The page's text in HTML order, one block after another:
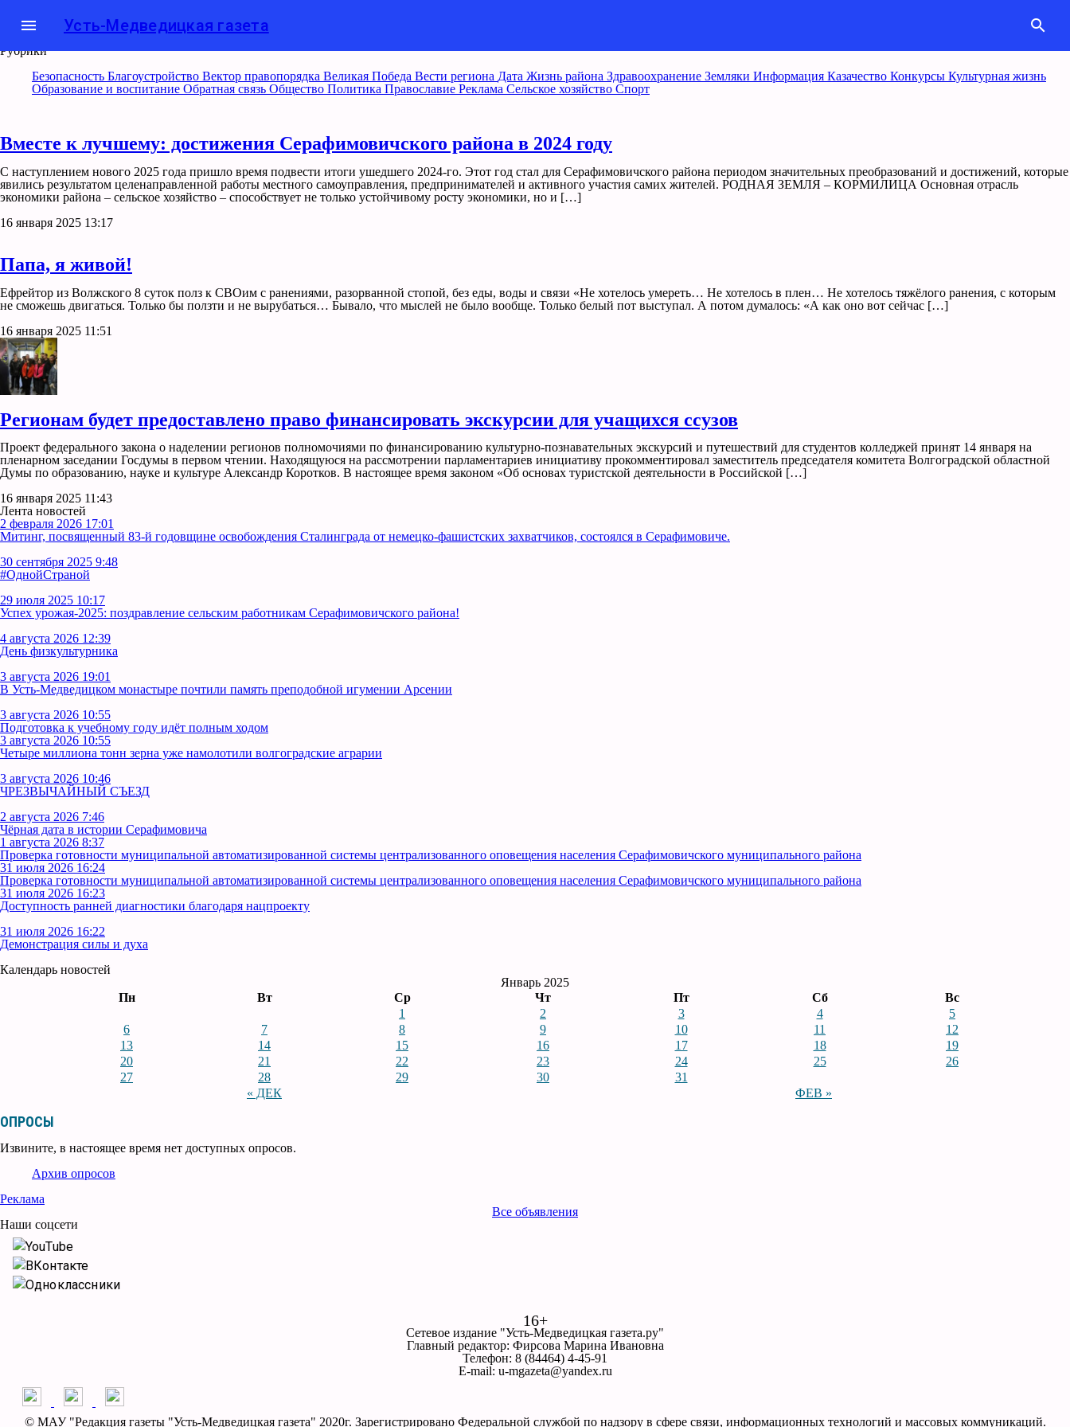
menu Усть-Медведицкая газета search
Рубрики
Безопасность Благоустройство Вектор правопорядка Великая Победа Вести региона Дата Жизнь района Здравоохранение Земляки Информация Казачество Конкурcы Культурная жизнь
Образование и воспитание Обратная связь Общество Политика Православие Реклама Сельское хозяйство Спорт
Вместе к лучшему: достижения Серафимовичского района в 2024 году
С наступлением нового 2025 года пришло время подвести итоги ушедшего 2024-го. Этот год стал для Серафимовичского района периодом значительных преобразований и достижений, которые
явились результатом целенаправленной работы местного самоуправления, предпринимателей и активного участия самих жителей. РОДНАЯ ЗЕМЛЯ – КОРМИЛИЦА Основная отрасль
экономики района – сельское хозяйство – способствует не только устойчивому росту экономики, но и […]
16 января 2025 13:17
Папа, я живой!
Ефрейтор из Волжского 8 суток полз к СВОим с ранениями, разорванной стопой, без еды, воды и связи «Не хотелось умереть… Не хотелось в плен… Не хотелось тяжёлого ранения, с которым
не сможешь двигаться. Только бы ползти и не вырубаться… Бывало, что мыслей не было вообще. Только белый пот выступал. А потом думалось: «А как оно вот сейчас […]
16 января 2025 11:51
Регионам будет предоставлено право финансировать экскурсии для учащихся ссузов
Проект федерального закона о наделении регионов полномочиями по финансированию культурно-познавательных экскурсий и путешествий для студентов колледжей принят 14 января на
пленарном заседании Госдумы в первом чтении. Находящуюся на рассмотрении парламентариев инициативу прокомментировал заместитель председателя комитета Волгоградской областной
Думы по образованию, науке и культуре Александр Коротков. В настоящее время законом «Об основах туристской деятельности в Российской […]
16 января 2025 11:43
Лента новостей
2 февраля 2026 17:01
Митинг, посвященный 83-й годовщине освобождения Сталинграда от немецко-фашистских захватчиков, состоялся в Серафимовиче.
30 сентября 2025 9:48
#ОднойСтраной
29 июля 2025 10:17
Успех урожая-2025: поздравление сельским работникам Серафимовичского района!
4 августа 2026 12:39
День физкультурника
3 августа 2026 19:01
В Усть‑Медведицком монастыре почтили память преподобной игумении Арсении
3 августа 2026 10:55
Подготовка к учебному году идёт полным ходом
3 августа 2026 10:55
Четыре миллиона тонн зерна уже намолотили волгоградские аграрии
3 августа 2026 10:46
ЧРЕЗВЫЧАЙНЫЙ СЪЕЗД
2 августа 2026 7:46
Чёрная дата в истории Серафимовича
1 августа 2026 8:37
Проверка готовности муниципальной автоматизированной системы централизованного оповещения населения Серафимовичского муниципального района
31 июля 2026 16:24
Проверка готовности муниципальной автоматизированной системы централизованного оповещения населения Серафимовичского муниципального района
31 июля 2026 16:23
Доступность ранней диагностики благодаря нацпроекту
31 июля 2026 16:22
Демонстрация силы и духа
Календарь новостей
Январь 2025
Пн
Вт Ср Чт Пт Сб Вс
« ДЕК ФЕВ »
1 2 3 4
5
6
7 8 9 10 11
12
13
14 15 16 17 18
19
20
21 22 23 24 25
26
27
28 29 30 31
ОПРОСЫ
Извините, в настоящее время нет доступных опросов.
Архив опросов
Реклама
Все объявления
Наши соцсети
YouTube
ВКонтакте
Одноклассники
16+
Сетевое издание "Усть-Медведицкая газета.ру"
Главный редактор: Фирсова Марина Ивановна
Телефон: 8 (84464) 4-45-91
E-mail: u-mgazeta@yandex.ru
© МАУ "Редакция газеты "Усть-Медведицкая газета" 2020г. Зарегистрировано Федеральной службой по надзору в сфере связи, информационных технологий и массовых коммуникаций.